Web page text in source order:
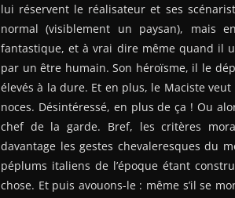
lui réservent le réalisateur et ses
normal (visiblement un paysan), mais
fantastique, et à vrai dire même quand il
par un être humain. Son héroïsme, il le
élevés à la dure. Et en plus, le Maciste
noces. Désintéressé, en plus de ça ! Ou
chef de la garde. Bref, les critères
davantage les gestes chevaleresques du
péplums italiens de l’époque étant
chose. Et puis avouons-le : même s’il se